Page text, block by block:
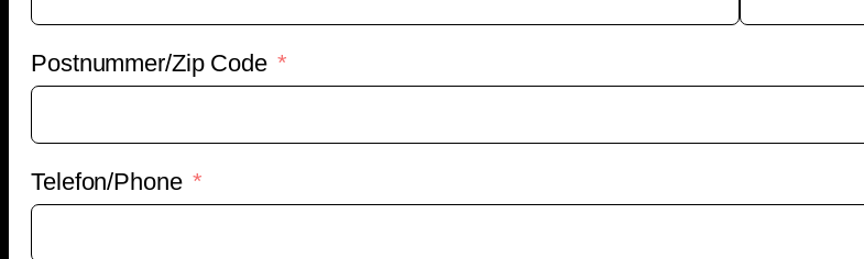
Postnummer/Zip Code
Telefon/Phone